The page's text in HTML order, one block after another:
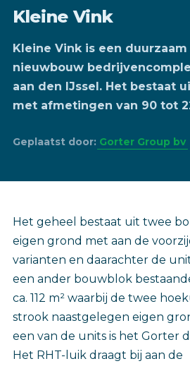
Kleine Vink
Kleine Vink is een
nieuwbouw
aan den IJssel. Het bestaat
met afmetingen van 90 tot
Geplaatst door: Gorter Group bv
Het geheel bestaat uit twee
eigen grond met aan de
varianten en daarachter de
een ander bouwblok
ca. 112 m² waarbij de twee
strook naastgelegen eigen
een van de units is het Gorter
Het RHT-luik draagt bij aan de